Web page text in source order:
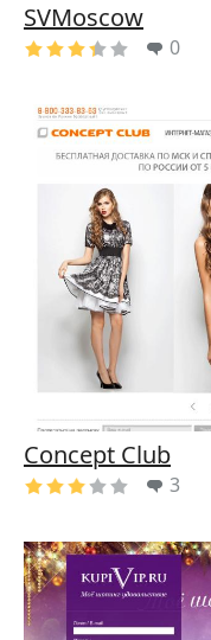
SVMoscow
0
Concept Club
3